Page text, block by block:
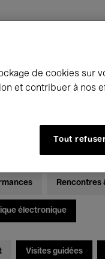
à
Rencontres
électronique
Visites guidées
de cookies sur
et contribuer à nos
Tout